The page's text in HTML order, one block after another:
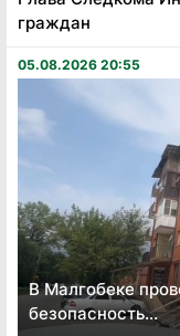
граждан
05.08.2026 20:55
В Малгобеке
безопасность...